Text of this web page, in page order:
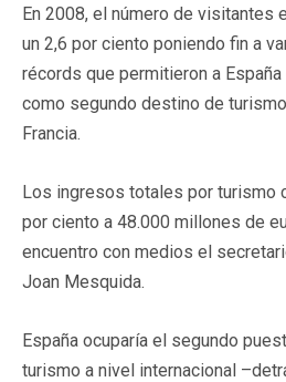
En 2008, el número de visitantes
un 2,6 por ciento poniendo fin a
récords que permitieron a
como segundo destino de
Francia.
Los ingresos totales por turismo
por ciento a 48.000 millones de
encuentro con medios el
Joan Mesquida.
España ocuparía el segundo
turismo a nivel internacional